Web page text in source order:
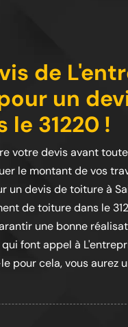
de
un
le 31220 !
votre devis avant
le montant de vos
un devis de toiture à
de toiture dans le
une bonne
font appel à
pour cela, vous aurez